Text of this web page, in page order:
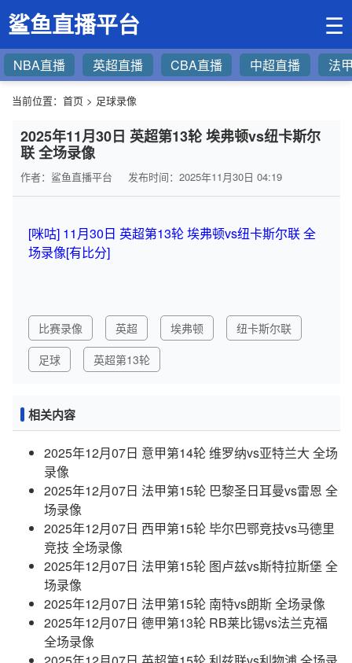
鲨鱼直播平台 ☰
NBA直播 英超直播 CBA直播 中超直播 法
当前位置： 首页 > 足球录像
2025年11月30日 英超第13轮 埃弗顿vs纽卡斯尔
联 全场录像
作者：鲨鱼直播平台 发布时间：2025年11月30日 04:19
[咪咕] 11月30日 英超第13轮 埃弗顿vs纽卡斯尔联 全
场录像[有比分]
比赛录像 英超 埃弗顿
纽卡斯尔联
足球
英超第13轮
相关内容
2025年12月07日 意甲第14轮 维罗纳vs亚特兰大 全场
录像
2025年12月07日 法甲第15轮 巴黎圣日耳曼vs雷恩 全
场录像
2025年12月07日 西甲第15轮 毕尔巴鄂竞技vs马德里
竞技 全场录像
2025年12月07日 法甲第15轮 图卢兹vs斯特拉斯堡 全
场录像
2025年12月07日 法甲第15轮 南特vs朗斯 全场录像
2025年12月07日 德甲第13轮 RB莱比锡vs法兰克福
全场录像